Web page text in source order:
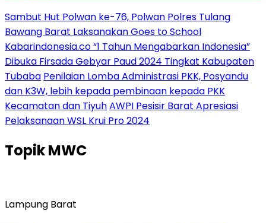
Sambut Hut Polwan ke-76, Polwan Polres Tulang
Bawang Barat Laksanakan Goes to School
Kabarindonesia.co “1 Tahun Mengabarkan Indonesia”
Dibuka Firsada Gebyar Paud 2024 Tingkat Kabupaten
Tubaba Penilaian Lomba Administrasi PKK, Posyandu
dan K3W, lebih kepada pembinaan kepada PKK
Kecamatan dan TiyuhAWPI Pesisir Barat Apresiasi
Pelaksanaan WSL Krui Pro 2024
TopikMWC
Lampung Barat